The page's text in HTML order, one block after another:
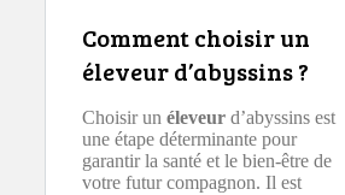
Comment choisir un
éleveur d’abyssins ?
Choisir un éleveur d’abyssins est
une étape déterminante pour
garantir la santé et le bien-être de
votre futur compagnon. Il est